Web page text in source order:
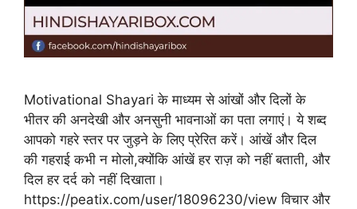
Motivational Shayari के माध्यम से आंखों और दिलों के
भीतर की अनदेखी और अनसुनी भावनाओं का पता लगाएं। ये शब्द
आपको गहरे स्तर पर जुड़ने के लिए प्रेरित करें। आंखें और दिल
की गहराई कभी न मोलो,क्योंकि आंखें हर राज़ को नहीं बताती, और
दिल हर दर्द को नहीं दिखाता।
https://peatix.com/user/18096230/view विचार और